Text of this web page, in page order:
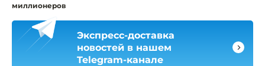
миллионеров
Экспресс-доставка
новостей в нашем
Telegram-канале